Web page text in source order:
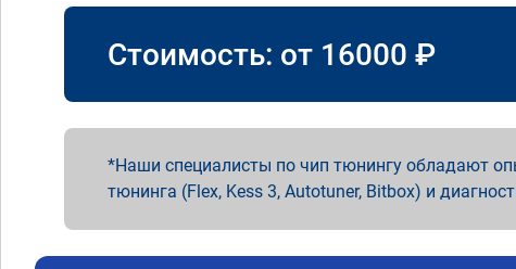
Стоимость: от 16000 ₽
Наши специалисты по чип тюнингу обладают
тюнинга (Flex, Kess 3, Autotuner, Bitbox) и